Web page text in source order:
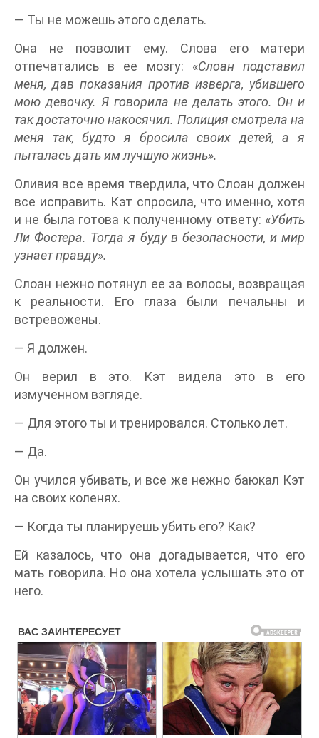
— Ты не можешь этого сделать.
Она не позволит ему. Слова его матери
отпечатались в ее мозгу: «Слоан подставил
меня, дав показания против изверга, убившего
мою девочку. Я говорила не делать этого. Он и
так достаточно накосячил. Полиция смотрела на
меня так, будто я бросила своих детей, а я
пыталась дать им лучшую жизнь».
Оливия все время твердила, что Слоан должен
все исправить. Кэт спросила, что именно, хотя
и не была готова к полученному ответу: «Убить
Ли Фостера. Тогда я буду в безопасности, и мир
узнает правду».
Слоан нежно потянул ее за волосы, возвращая
к реальности. Его глаза были печальны и
встревожены.
— Я должен.
Он верил в это. Кэт видела это в его
измученном взгляде.
— Для этого ты и тренировался. Столько лет.
— Да.
Он учился убивать, и все же нежно баюкал Кэт
на своих коленях.
— Когда ты планируешь убить его? Как?
Ей казалось, что она догадывается, что его
мать говорила. Но она хотела услышать это от
него.